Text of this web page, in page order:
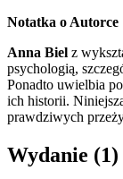
Notatka o Autorce
Anna Biel z
psychologią,
Ponadto uwielbia
ich historii.
prawdziwych
Wydanie (1)